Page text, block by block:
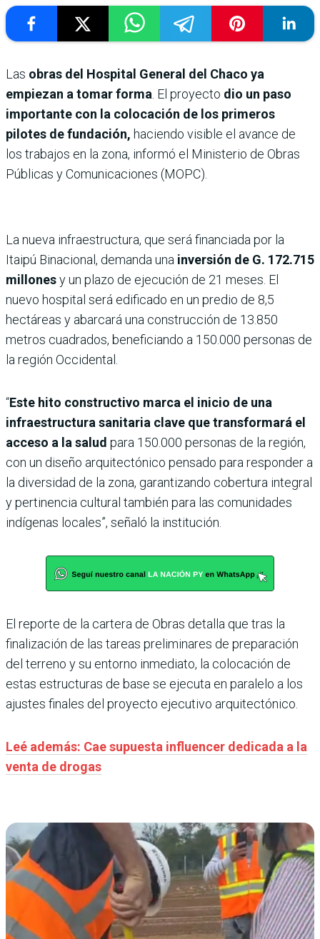
Las obras del Hospital General del Chaco ya
empiezan a tomar forma . El proyecto dio un paso
importante con la colocación de los primeros
pilotes de fundación, haciendo visible el avance de
los trabajos en la zona, informó el Ministerio de Obras
Públicas y Comunicaciones (MOPC).
La nueva infraestructura, que será financiada por la
Itaipú Binacional, demanda una inversión de G. 172.715
millonesy un plazo de ejecución de 21 meses. El
nuevo hospital será edificado en un predio de 8,5
hectáreas y abarcará una construcción de 13.850
metros cuadrados, beneficiando a 150.000 personas de
la región Occidental.
“Este hito constructivo marca el inicio de una
infraestructura sanitaria clave que transformará el
acceso a la salud para 150.000 personas de la región,
con un diseño arquitectónico pensado para responder a
la diversidad de la zona, garantizando cobertura integral
y pertinencia cultural también para las comunidades
indígenas locales”, señaló la institución.
El reporte de la cartera de Obras detalla que tras la
finalización de las tareas preliminares de preparación
del terreno y su entorno inmediato, la colocación de
estas estructuras de base se ejecuta en paralelo a los
ajustes finales del proyecto ejecutivo arquitectónico.
Leé además: Cae supuesta influencer dedicada a la
venta de drogas